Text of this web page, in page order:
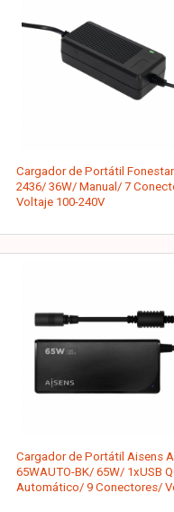
Cargador de Portátil
2436/ 36W/ Manual/ 7
Voltaje 100-240V
Cargador de Portátil Aisens
65WAUTO-BK/ 65W/ 1xUSB
Automático/ 9 Conectores/